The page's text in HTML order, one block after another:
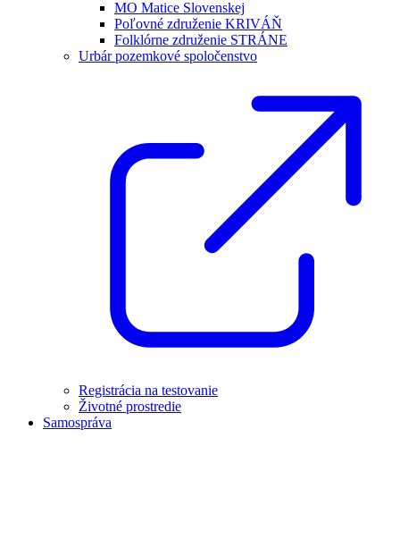
MO Matice Slovenskej
Poľovné združenie KRIVÁŇ
Folklórne združenie STRÁNE
Urbár pozemkové spoločenstvo
Registrácia na testovanie
Životné prostredie
Samospráva